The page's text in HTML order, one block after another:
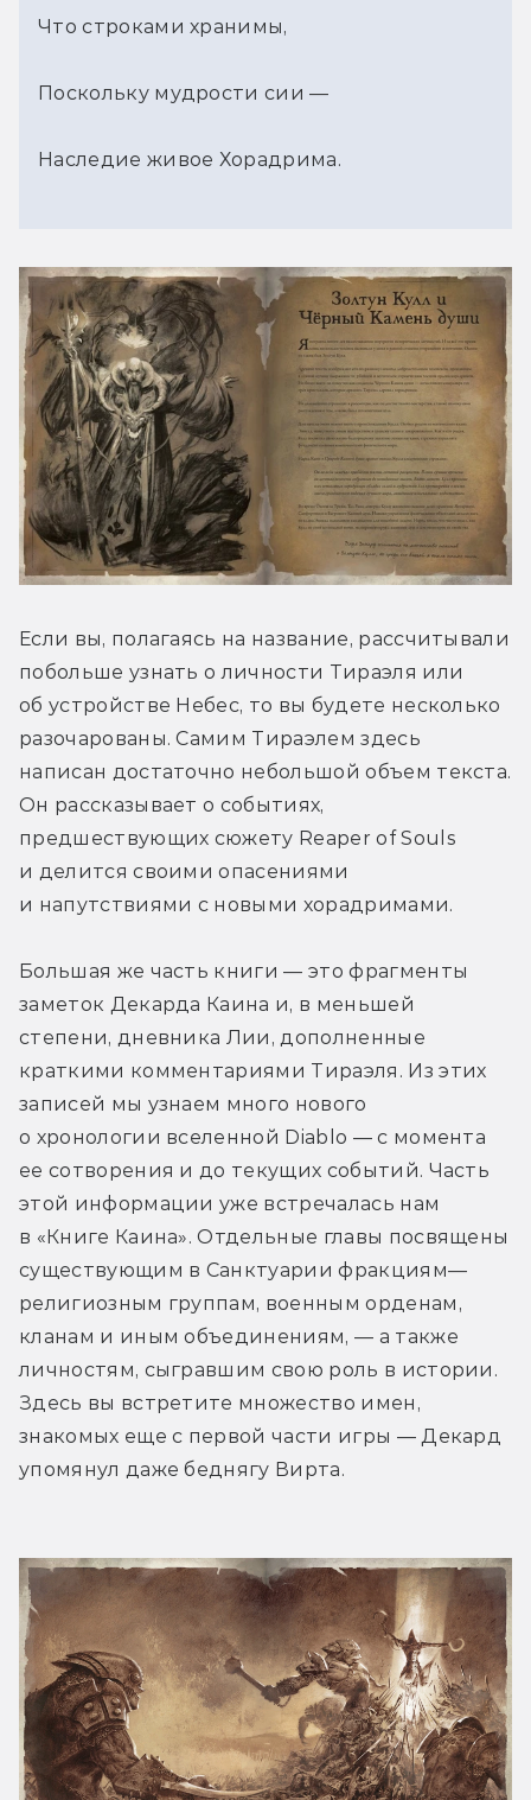
Что строками хранимы,
Поскольку мудрости сии —
Наследие живое Хорадрима.
Если вы, полагаясь на название, рассчитывали
побольше узнать о личности Тираэля или
об устройстве Небес, то вы будете несколько
разочарованы. Самим Тираэлем здесь
написан достаточно небольшой объем текста.
Он рассказывает о событиях,
предшествующих сюжету Reaper of Souls
и делится своими опасениями
и напутствиями с новыми хорадримами.
Большая же часть книги — это фрагменты
заметок Декарда Каина и, в меньшей
степени, дневника Лии, дополненные
краткими комментариями Тираэля. Из этих
записей мы узнаем много нового
о хронологии вселенной Diablo — с момента
ее сотворения и до текущих событий. Часть
этой информации уже встречалась нам
в «Книге Каина». Отдельные главы посвящены
существующим в Санктуарии фракциям—
религиозным группам, военным орденам,
кланам и иным объединениям, — а также
личностям, сыгравшим свою роль в истории.
Здесь вы встретите множество имен,
знакомых еще с первой части игры — Декард
упомянул даже беднягу Вирта.